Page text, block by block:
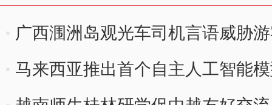
广西涠洲岛观光车司机言语威胁
马来西亚推出首个自主人工智能